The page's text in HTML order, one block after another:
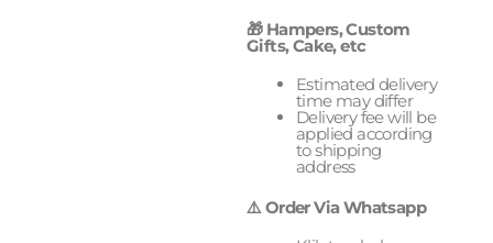
🎁 Hampers, Custom
Gifts, Cake, etc
Estimated delivery
time may differ
Delivery fee will be
applied according
to shipping
address
⚠️ Order Via Whatsapp